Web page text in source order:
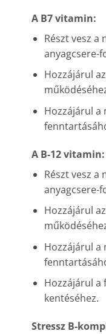
A B7 vitamin:
Részt vesz
anyagcsere-
Hozzájárul
Hozzájárul a
A B-12 vitamin:
Részt vesz
anyagcsere-
Hozzájárul
Hozzájárul a
Hozzájárul a
kentéséhez.
Stressz B-